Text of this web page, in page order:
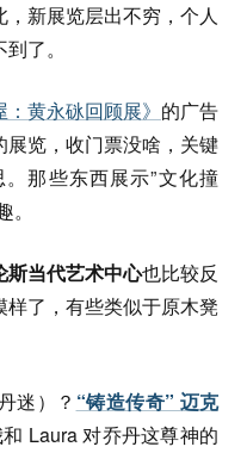
，新展览层出不穷，个人
了。
：黄永砯回顾展》 的广告
览，收门票没啥，关键
那些东西展示”文化撞
斯当代艺术中心也比较反
了，有些类似于原木凳
迷）？ “铸造传奇” 迈克
Laura 对乔丹这尊神的